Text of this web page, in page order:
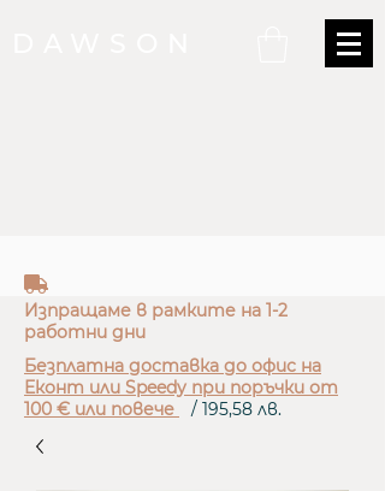
truck
Изпращаме в рамките на 1-2
работни дни
Безплатна доставка до офис на
Еконт или Speedy при поръчки от
100 € или повече
/ 195,58 лв.